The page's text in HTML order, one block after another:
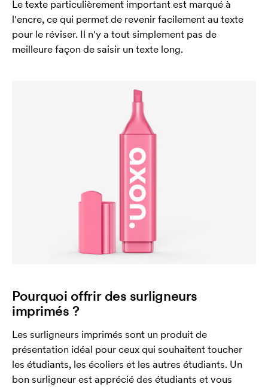
Le texte particulièrement important est marqué à
l'encre, ce qui permet de revenir facilement au texte
pour le réviser. Il n'y a tout simplement pas de
meilleure façon de saisir un texte long.
Pourquoi offrir des surligneurs
imprimés ?
Les surligneurs imprimés sont un produit de
présentation idéal pour ceux qui souhaitent toucher
les étudiants, les écoliers et les autres étudiants. Un
bon surligneur est apprécié des étudiants et vous